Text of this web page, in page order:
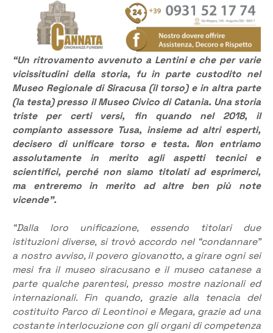
“Un ritrovamento avvenuto a Lentini e che per varie
vicissitudini della storia, fu in parte custodito nel
Museo Regionale di Siracusa (il torso) e in altra parte
(la testa) presso il Museo Civico di Catania. Una storia
triste per certi versi, fin quando nel 2018, il
compianto assessore Tusa, insieme ad altri esperti,
decisero di unificare torso e testa. Non entriamo
assolutamente in merito agli aspetti tecnici e
scientifici, perché non siamo titolati ad esprimerci,
ma entreremo in merito ad altre ben più note
vicende”.
“Dalla loro unificazione, essendo titolari due
istituzioni diverse, si trovò accordo nel “condannare”
a nostro avviso, il povero giovanotto, a girare ogni sei
mesi fra il museo siracusano e il museo catanese a
parte qualche parentesi, presso mostre nazionali ed
internazionali. Fin quando, grazie alla tenacia del
costituito Parco di Leontinoi e Megara, grazie ad una
costante interlocuzione con gli organi di competenza